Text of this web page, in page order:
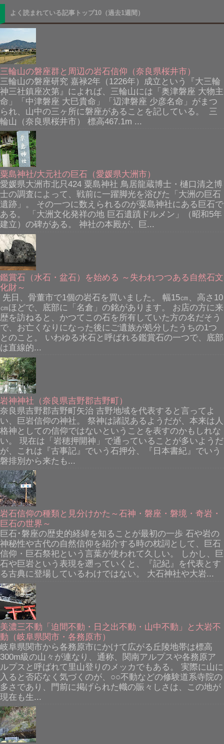
よく読まれている記事トップ10（過去1週間）
三輪山の磐座群と周辺の岩石信仰（奈良県桜井市）
三輪山の磐座研究 嘉禄2年（1226年）成立という『大三輪
神三社鎮座次第』によれば、三輪山には「奥津磐座 大物主
命」「中津磐座 大巳貴命」「辺津磐座 少彦名命」がまつ
られ、山中の三ヶ所に磐座があることを記している。 三
輪山（奈良県桜井市） 標高467.1m ...
粟島神社/大元社の巨石（愛媛県大洲市）
愛媛県大洲市北只424 粟島神社 鳥居龍蔵博士・樋口清之博
士の調査によって、戦前に一躍脚光を浴びた「大洲の巨石
遺跡」。 その一つに数えられるのが粟島神社にある巨石で
ある。 「大洲文化発祥の地 巨石遺蹟ドルメン」（昭和5年
建立）の碑がある。 神社の本殿が、巨...
鑑賞石（水石・盆石）を始める ～失われつつある自然石文
化財～
先日、骨董市で1個の岩石を買いました。 幅15㎝、高さ10
㎝ほどで、底部に「名倉」の銘があります。 お店の方に来
歴を訪ねると、かつてこの石を所有していた方の名だそう
で、お亡くなりになった後にご遺族が処分したうちの1つ
とのこと。 いわゆる水石と呼ばれる鑑賞石の一つで、底部
は直線的...
岩神神社（奈良県吉野郡吉野町）
奈良県吉野郡吉野町矢治 吉野地域を代表すると言ってよ
い、巨岩信仰の神社。 祭神は諸説あるようだが、本来は人
格神としての信仰ではないということを表すのかもしれな
い。 現在は「岩穂押開神」で通っていることが多いようだ
が、これは『古事記』でいう石押分、『日本書紀』でいう
磐排別から来たも...
岩石信仰の種類と見分けかた～石神・磐座・磐境・奇岩・
巨石の世界～
巨石･磐座の歴史的経緯を知ることが最初の一歩 石や岩の
神秘性や古代の自然信仰を紹介する時の枕詞として、巨石
信仰・巨石祭祀という言葉が使われて久しい。 しかし、巨
石や巨岩という表現を遡っていくと、『記紀』を代表とす
る古典に登場しているわけではない。 大石神社や大岩...
美濃三不動「迫間不動・日之出不動・山中不動」と大岩不
動（岐阜県関市・各務原市）
岐阜県関市から各務原市にかけて広がる丘陵地帯は標高
300m級の山々が連なり、通称、関南アルプスや各務原ア
ルプスと呼ばれて里山登りのメッカでもある。 実際に山に
入ると否応なく気づくのが、○○不動などの修験道系寺院の
多さであり、門前に掲げられた幟の賑々しさは、この地が
現在も生...